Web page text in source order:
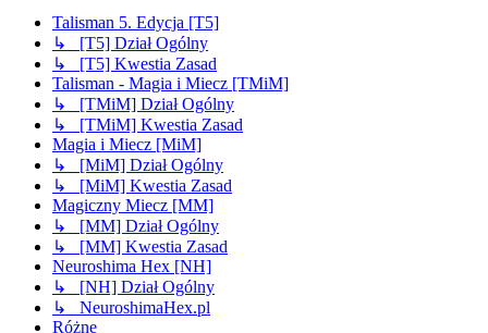
Talisman 5. Edycja [T5]
↳ [T5] Dział Ogólny
↳ [T5] Kwestia Zasad
Talisman - Magia i Miecz [TMiM]
↳ [TMiM] Dział Ogólny
↳ [TMiM] Kwestia Zasad
Magia i Miecz [MiM]
↳ [MiM] Dział Ogólny
↳ [MiM] Kwestia Zasad
Magiczny Miecz [MM]
↳ [MM] Dział Ogólny
↳ [MM] Kwestia Zasad
Neuroshima Hex [NH]
↳ [NH] Dział Ogólny
↳ NeuroshimaHex.pl
Różne